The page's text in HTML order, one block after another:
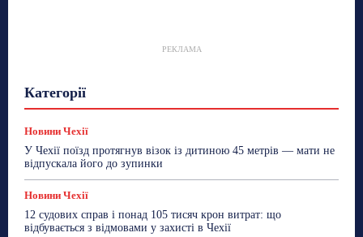
РЕКЛАМА
Категорії
Новини Чехії
Робота
Сад та город Світ
ТехноМанія
Топ-новини Фоторепортаж
Новини Чехії
У Чехії поїзд протягнув візок із дитиною 45 метрів — мати не
відпускала його до зупинки
Новини Чехії
12 судових справ і понад 105 тисяч крон витрат: що
відбувається з відмовами у захисті в Чехії